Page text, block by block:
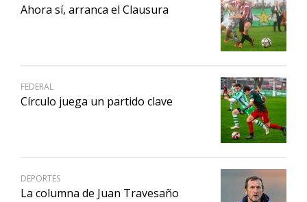
Ahora sí, arranca el Clausura
FEDERAL
Círculo juega un partido clave
DEPORTES
La columna de Juan Travesaño